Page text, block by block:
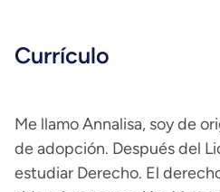
Currículo
Me llamo Annalisa, soy de
de adopción. Después del
estudiar Derecho. El